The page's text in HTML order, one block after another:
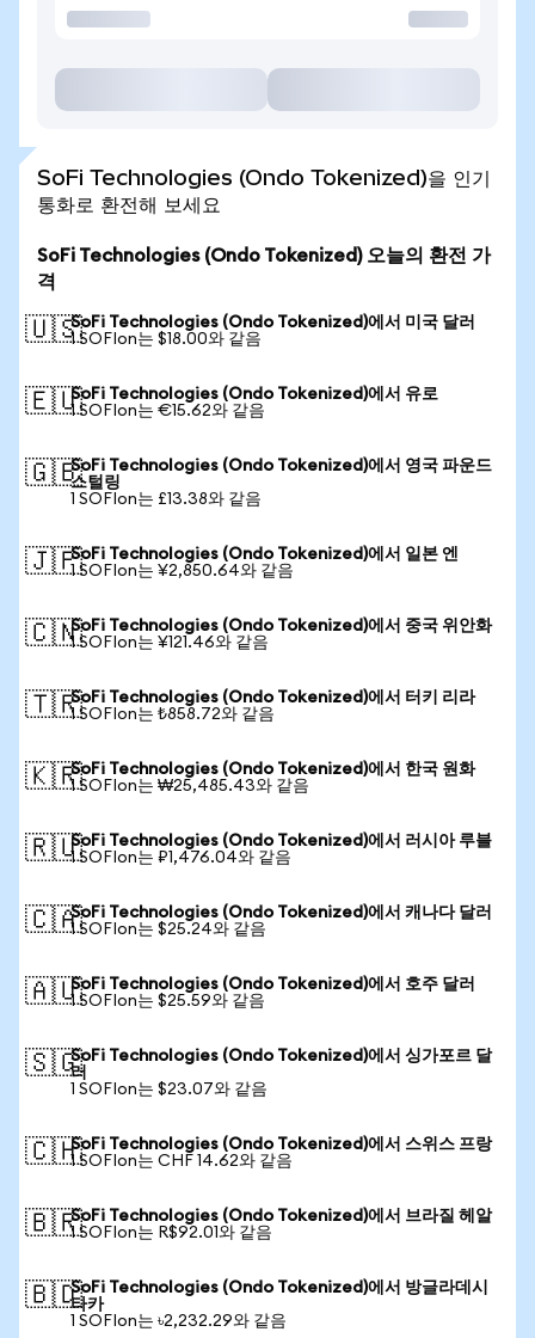
SoFi Technologies (Ondo Tokenized)을 인기
통화로 환전해 보세요
SoFi Technologies (Ondo Tokenized) 오늘의 환전 가
격
🇺🇸SoFi Technologies (Ondo Tokenized)에서 미국 달러
1 SOFIon는 $18.00와 같음
🇪🇺SoFi Technologies (Ondo Tokenized)에서 유로
1 SOFIon는 €15.62와 같음
🇬🇧SoFi Technologies (Ondo Tokenized)에서 영국 파운드
스털링
1 SOFIon는 £13.38와 같음
🇯🇵SoFi Technologies (Ondo Tokenized)에서 일본 엔
1 SOFIon는 ¥2,850.64와 같음
🇨🇳SoFi Technologies (Ondo Tokenized)에서 중국 위안화
1 SOFIon는 ¥121.46와 같음
🇹🇷SoFi Technologies (Ondo Tokenized)에서 터키 리라
1 SOFIon는 ₺858.72와 같음
🇰🇷SoFi Technologies (Ondo Tokenized)에서 한국 원화
1 SOFIon는 ₩25,485.43와 같음
🇷🇺SoFi Technologies (Ondo Tokenized)에서 러시아 루블
1 SOFIon는 ₽1,476.04와 같음
🇨🇦SoFi Technologies (Ondo Tokenized)에서 캐나다 달러
1 SOFIon는 $25.24와 같음
🇦🇺SoFi Technologies (Ondo Tokenized)에서 호주 달러
1 SOFIon는 $25.59와 같음
🇸🇬SoFi Technologies (Ondo Tokenized)에서 싱가포르 달
러
1 SOFIon는 $23.07와 같음
🇨🇭SoFi Technologies (Ondo Tokenized)에서 스위스 프랑
1 SOFIon는 CHF 14.62와 같음
🇧🇷SoFi Technologies (Ondo Tokenized)에서 브라질 헤알
1 SOFIon는 R$92.01와 같음
🇧🇩SoFi Technologies (Ondo Tokenized)에서 방글라데시
타카
1 SOFIon는 ৳2,232.29와 같음